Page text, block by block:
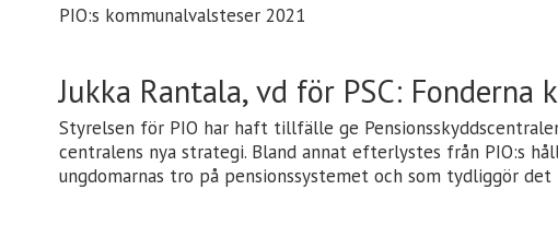
PIO:s kommunalvalsteser 2021
Jukka Rantala, vd för PSC: Fonderna
Styrelsen för PIO har haft tillfälle ge
centralens nya strategi. Bland annat efterlystes från PIO:s
ungdomarnas tro på pensionssystemet och som tydliggör